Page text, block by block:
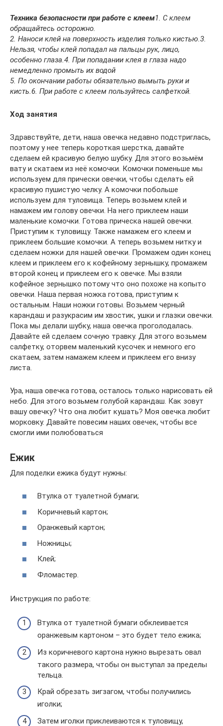
Техника безопасности при работе с клеем1. С клеем
обращайтесь осторожно.
2. Наноси клей на поверхность изделия только кистью. 3.
Нельзя, чтобы клей попадал на пальцы рук, лицо,
особенно глаза. 4. При попадании клея в глаза надо
немедленно промыть их водой
5. По окончании работы обязательно вымыть руки и
кисть. 6. При работе с клеем пользуйтесь салфеткой.
Ход занятия
Здравствуйте, дети, наша овечка недавно подстриглась,
поэтому у нее теперь короткая шерстка, давайте
сделаем ей красивую белую шубку. Для этого возьмём
вату и скатаем из неё комочки. Комочки поменьше мы
используем для прически овечки, чтобы сделать ей
красивую пушистую челку. А комочки побольше
используем для туловища. Теперь возьмем клей и
намажем им голову овечки. На него приклеем наши
маленькие комочки. Готова прическа нашей овечки.
Приступим к туловищу. Также намажем его клеем и
приклеем большие комочки. А теперь возьмем нитку и
сделаем ножки для нашей овечки. Промажем один конец
клеем и приклеем его к кофейному зернышку, промажем
второй конец и приклеем его к овечке. Мы взяли
кофейное зернышко потому что оно похоже на копыто
овечки. Наша первая ножка готова, приступим к
остальным. Наши ножки готовы. Возьмем черный
карандаш и разукрасим им хвостик, ушки и глазки овечки.
Пока мы делали шубку, наша овечка проголодалась.
Давайте ей сделаем сочную травку. Для этого возьмем
салфетку, оторвем маленький кусочек и немного его
скатаем, затем намажем клеем и приклеем его внизу
листа.
Ура, наша овечка готова, осталось только нарисовать ей
небо. Для этого возьмем голубой карандаш. Как зовут
вашу овечку? Что она любит кушать? Моя овечка любит
морковку. Давайте повесим наших овечек, чтобы все
смогли ими полюбоваться
Ежик
Для поделки ежика будут нужны:
Втулка от туалетной бумаги;
Коричневый картон;
Оранжевый картон;
Ножницы;
Клей;
Фломастер.
Инструкция по работе:
Втулка от туалетной бумаги обклеивается
оранжевым картоном – это будет тело ежика;
Из коричневого картона нужно вырезать овал
такого размера, чтобы он выступал за пределы
тельца.
Край обрезать зигзагом, чтобы получились
иголки;
Затем иголки приклеиваются к туловищу,